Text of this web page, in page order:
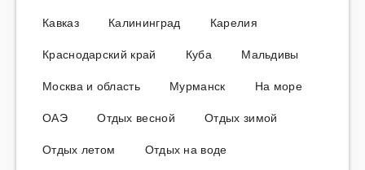
Кавказ
Калининград
Карелия
Краснодарский край
Куба
Мальдивы
Москва и область
Мурманск
На море
ОАЭ
Отдых весной
Отдых зимой
Отдых летом
Отдых на воде